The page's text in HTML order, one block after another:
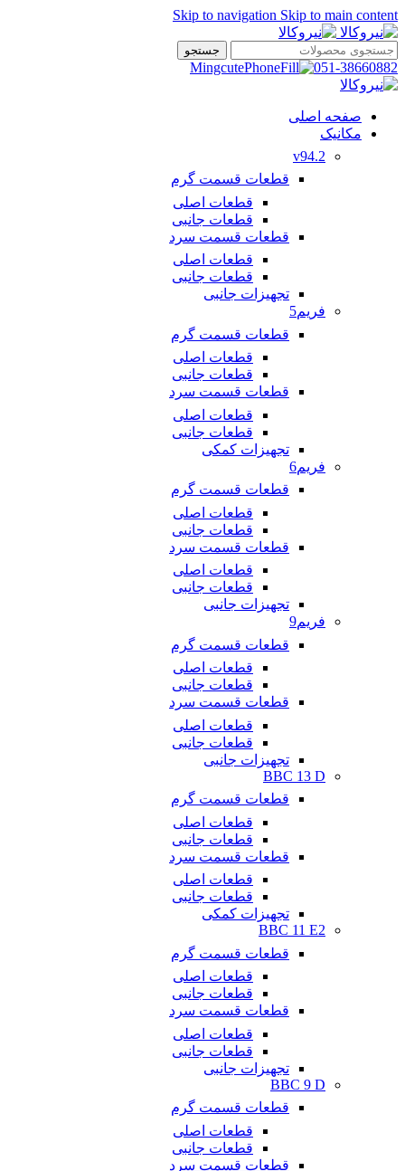
Skip to navigation Skip to main content
جستجو
051-38660882
صفحه اصلی
مکانیک
v94.2
قطعات قسمت گرم
قطعات اصلی
قطعات جانبی
قطعات قسمت سرد
قطعات اصلی
قطعات جانبی
تجهیزات جانبی
فریم5
قطعات قسمت گرم
قطعات اصلی
قطعات جانبی
قطعات قسمت سرد
قطعات اصلی
قطعات جانبی
تجهیزات کمکی
فریم6
قطعات قسمت گرم
قطعات اصلی
قطعات جانبی
قطعات قسمت سرد
قطعات اصلی
قطعات جانبی
تجهیزات جانبی
فریم9
قطعات قسمت گرم
قطعات اصلی
قطعات جانبی
قطعات قسمت سرد
قطعات اصلی
قطعات جانبی
تجهیزات جانبی
BBC 13 D
قطعات قسمت گرم
قطعات اصلی
قطعات جانبی
قطعات قسمت سرد
قطعات اصلی
قطعات جانبی
تجهیزات کمکی
BBC 11 E2
قطعات قسمت گرم
قطعات اصلی
قطعات جانبی
قطعات قسمت سرد
قطعات اصلی
قطعات جانبی
تجهیزات جانبی
BBC 9 D
قطعات قسمت گرم
قطعات اصلی
قطعات جانبی
قطعات قسمت سرد